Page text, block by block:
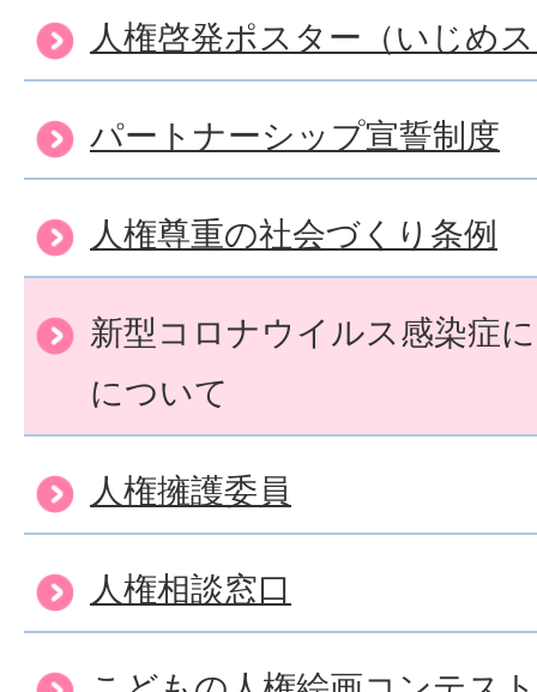
人権啓発ポスター（いじめ
パートナーシップ宣誓制度
人権尊重の社会づくり条例
新型コロナウイルス感染症
について
人権擁護委員
人権相談窓口